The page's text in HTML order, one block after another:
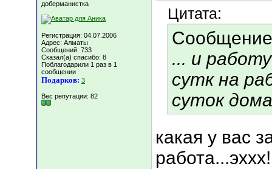
доберманистка
Регистрация: 04.07.2006
Адрес: Алматы
Сообщений: 733
Сказал(а) спасибо: 8
Поблагодарили 1 раз в 1
сообщении
Подарков: 3
Вес репутации: 82
Цитата:
... и
сутк на
суток
какая у вас
работа...эххх!